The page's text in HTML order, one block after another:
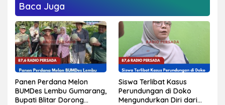
Baca Juga
Panen Perdana Melon
BUMDes Lembu Gumarang,
Bupati Blitar Dorong
Siswa Terlibat Kasus
Perundungan di Doko
Mengundurkan Diri dari